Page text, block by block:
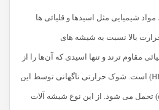
شیمیایی مثل اسیدها و قلیائی ها
بالا نسبت به شیشه ‌های
مقاوم ترند و تنها اسیدی که آن‌ها را از
بین می برد اسید فلوریدریک (HF) است. شوک حرارتی ناگهانی توسط این
نوع شیشه (drastic heat shock) تحمل می شود. از این نوع شیشه آلات